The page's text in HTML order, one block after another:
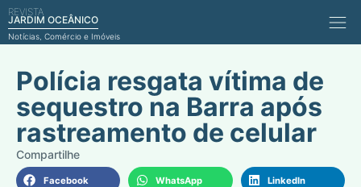
REVISTA
JARDIM OCEÂNICO
Notícias, Comércio e Imóveis
Polícia resgata vítima de
sequestro na Barra após
rastreamento de celular
Facebook WhatsApp LinkedIn